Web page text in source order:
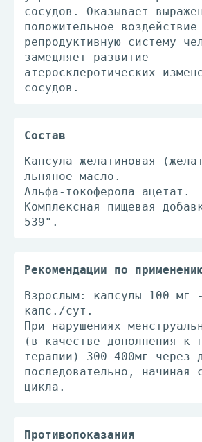
сосудов. Оказывает
положительное воздействие
репродуктивную систему
замедляет развитие
атеросклеротических
сосудов.
Состав
Капсула желатиновая
льняное масло.
Альфа-токоферола ацетат.
Комплексная пищевая
539".
Рекомендации по
Взрослым: капсулы 100
капс./сут.
При нарушениях
(в качестве дополнения к
терапии) 300-400мг через
последовательно, начиная
цикла.
Противопоказания